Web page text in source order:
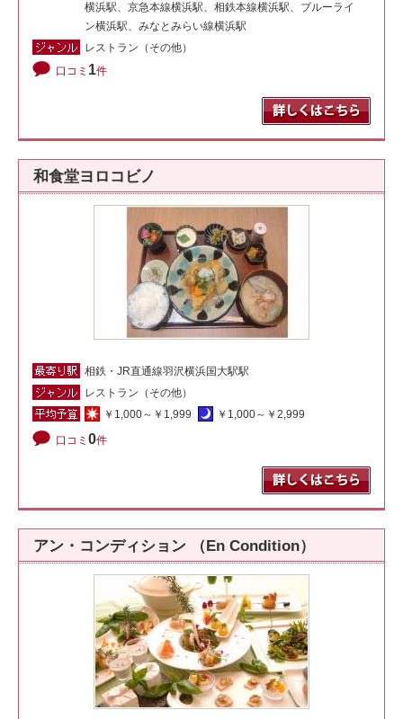
横浜駅、京急本線横浜駅、相鉄本線横浜駅、ブルーライ
ン横浜駅、みなとみらい線横浜駅
レストラン（その他）
口コミ 1件
和食堂ヨロコビノ
相鉄・JR直通線羽沢横浜国大駅駅
レストラン（その他）
￥1,000～￥1,999
￥1,000～￥2,999
口コミ 0件
アン・コンディション （En Condition）